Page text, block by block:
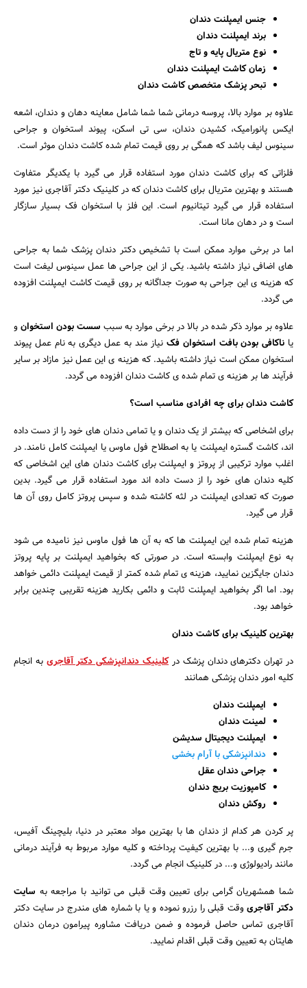
جنس ایمپلنت دندان
برند ایمپلنت دندان
نوع متریال پایه و تاج
زمان کاشت ایمپلنت دندان
تبحر پزشک متخصص کاشت دندان
علاوه بر موارد بالا، پروسه درمانی شما شما شامل معاینه دهان و دندان، اشعه
ایکس پانورامیک، کشیدن دندان، سی تی اسکن، پیوند استخوان و جراحی
سینوس لیف باشد که همگی بر روی قیمت تمام شده کاشت دندان موثر است.
فلزاتی که برای کاشت دندان مورد استفاده قرار می گیرد با یکدیگر متفاوت
هستند و بهترین متریال برای کاشت دندان که در کلینیک دکتر آقاجری نیز مورد
استفاده قرار می گیرد تیتانیوم است. این فلز با استخوان فک بسیار سازگار
است و در دهان مانا است.
اما در برخی موارد ممکن است با تشخیص دکتر دندان پزشک شما به جراحی
های اضافی نیاز داشته باشید. یکی از این جراحی ها عمل سینوس لیفت است
که هزینه ی این جراحی به صورت جداگانه بر روی قیمت کاشت ایمپلنت افزوده
می گردد.
علاوه بر موارد ذکر شده در بالا در برخی موارد به سبب سست بودن استخوانو
یا ناکافی بودن بافت استخوان فک نیاز مند به عمل دیگری به نام عمل پیوند
استخوان ممکن است نیاز داشته باشید. که هزینه ی این عمل نیز مازاد بر سایر
فرآیند ها بر هزینه ی تمام شده ی کاشت دندان افزوده می گردد.
کاشت دندان برای چه افرادی مناسب است؟
برای اشخاصی که بیشتر از یک دندان و یا تمامی دندان های خود را از دست داده
اند، کاشت گستره ایمپلنت یا به اصطلاح فول ماوس یا ایمپلنت کامل نامند. در
اغلب موارد ترکیبی از پروتز و ایمپلنت برای کاشت دندان های این اشخاصی که
کلیه دندان های خود را از دست داده اند مورد استفاده قرار می گیرد. بدین
صورت که تعدادی ایمپلنت در لثه کاشته شده و سپس پروتز کامل روی آن ها
قرار می گیرد.
هزینه تمام شده این ایمپلنت ها که به آن ها فول ماوس نیز نامیده می شود
به نوع ایمپلنت وابسته است. در صورتی که بخواهید ایمپلنت بر پایه پروتز
دندان جایگزین نمایید، هزینه ی تمام شده کمتر از قیمت ایمپلنت دائمی خواهد
بود. اما اگر بخواهید ایمپلنت ثابت و دائمی بکارید هزینه تقریبی چندین برابر
خواهد بود.
بهترین کلینیک برای کاشت دندان
در تهران دکترهای دندان پزشک درکلینیک دندانپزشکی دکتر آقاجری به انجام
کلیه امور دندان پزشکی همانند
ایمپلنت دندان
لمینت دندان
ایمپلنت دیجیتال سدیشن
دندانپزشکی با آرام بخشی
جراحی دندان عقل
کامپوزیتبریج دندان
روکش دندان
پر کردن هر کدام از دندان ها با بهترین مواد معتبر در دنیا، بلیچینگ آفیس،
جرم گیری و... با بهترین کیفیت پرداخته و کلیه موارد مربوط به فرآیند درمانی
مانند رادیولوژی و... در کلینیک انجام می گردد.
شما همشهریان گرامی برای تعیین وقت قبلی می توانید با مراجعه به سایت
دکتر آقاجریوقت قبلی را رزرو نموده و یا با شماره های مندرج در سایت دکتر
آقاجری تماس حاصل فرموده و ضمن دریافت مشاوره پیرامون درمان دندان
هایتان به تعیین وقت قبلی اقدام نمایید.